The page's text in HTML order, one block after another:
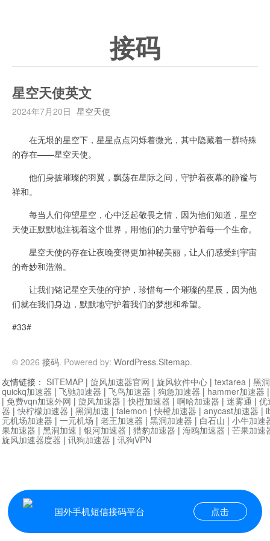
接码
星空天使英文
2024年7月20日 星空天使
在无垠的星空下，星星点点闪烁着微光，其中隐藏着一群特殊
的存在——星空天使。
他们身披璀璨的羽翼，飘荡在星际之间，守护着夜幕的静谧与
祥和。
每当人们仰望星空，心中泛起敬畏之情，因为他们知道，星空
天使正默默地注视着这个世界，用他们的力量守护着每一个生命。
星空天使的存在让夜晚变得更加神秘美丽，让人们感受到宇宙
的奇妙和浩瀚。
让我们铭记星空天使的守护，珍惜每一个璀璨的星辰，因为他
们就在我们身边，默默地守护着我们的梦想和希望。
#33#
© 2026 接码. Powered by: WordPress.Sitemap.
国外手机短信接码平台 点击
友情链接： SITEMAP | 旋风加速器官网 | 旋风软件中心 | textarea | 黑
quickq加速器 | 飞驰加速器 | 飞鸟加速器 | 狗急加速器 | hammer加速器
| 免费vqn加速外网 | 旋风加速器 |快橙加速器 | 啊哈加速器 | 迷雾通 | 优
器 |快柠檬加速器 | 黑洞加速 | falemon |快橙加速器 | anycast加速器 |
元机场加速器 | 一元机场 | 老王加速器 | 黑洞加速器 | 白石山 | 小牛加速
果加速器 | 黑洞加速 | 银河加速器 | 猎豹加速器 | 海鸥加速器 | 芒果加速
旋风加速器度器 | 讯狗加速器 | 讯狗VPN